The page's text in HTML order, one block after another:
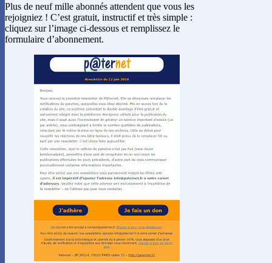
Plus de neuf mille abonnés attendent que vous les
rejoigniez ! C’est gratuit, instructif et très simple :
cliquez sur l’image ci-dessous et remplissez le
formulaire d’abonnement.